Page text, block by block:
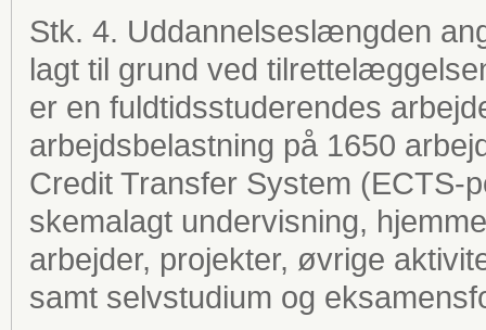
Stk. 4. Uddannelseslængden
lagt til grund ved
er en fuldtidsstuderendes
arbejdsbelastning på 1650
Credit Transfer System (ECTS-
skemalagt undervisning,
arbejder, projekter, øvrige
samt selvstudium og